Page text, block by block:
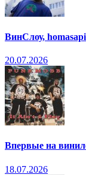
ВинСлоу,
20.07.2026
Впервые на
18.07.2026